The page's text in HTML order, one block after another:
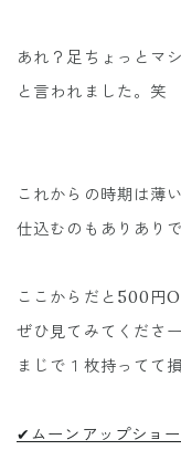
あれ？足ちょっとマ
と言われました。笑
これからの時期は薄
仕込むのもありあり
ここからだと500円
ぜひ見てみてくださ
まじで１枚持ってて
✔︎ムーンアップショー